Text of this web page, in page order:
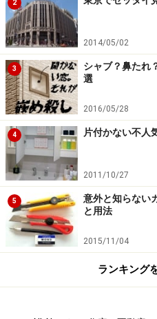
2
2014/05/02
3
シャブ？鼻たれ
選
2016/05/28
4 片付かない不人
2011/10/27
5
意外と知らない
と用法
2015/11/04
ランキング